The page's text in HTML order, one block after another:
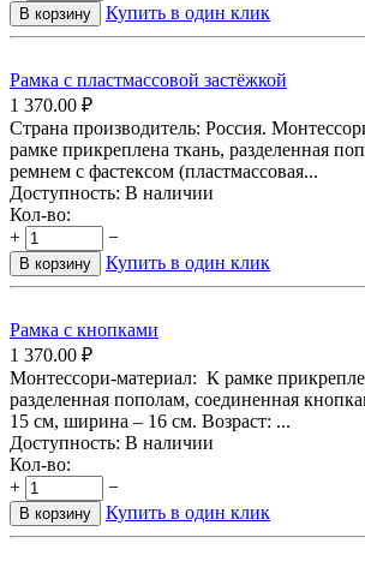
В корзину Купить в один клик
Рамка с пластмассовой застёжкой
1 370.00 ₽
Страна производитель: Россия.
рамке прикреплена ткань, разделенная
ремнем с фастексом (пластмассовая...
Доступность: В наличии
Кол-во:
+
−
В корзину Купить в один клик
Рамка с кнопками
1 370.00 ₽
Монтессори-материал: К рамке
разделенная пополам, соединенная
15 см, ширина – 16 см. Возраст: ...
Доступность: В наличии
Кол-во:
+
−
В корзину Купить в один клик